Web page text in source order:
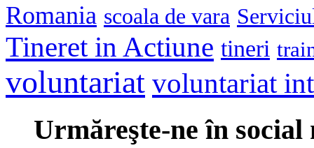
Romania scoala de vara
Tineret in Actiune tineri
voluntariat voluntariat
Urmăreşte-ne în social